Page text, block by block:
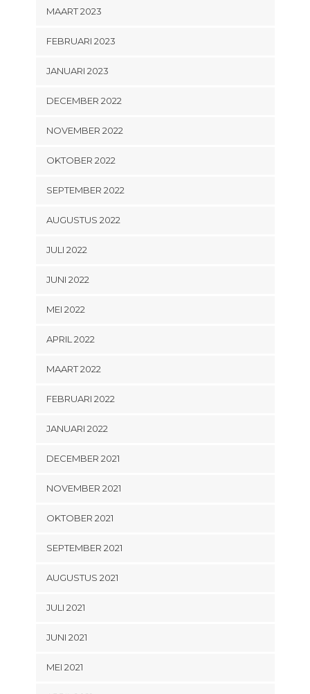
MAART 2023
FEBRUARI 2023
JANUARI 2023
DECEMBER 2022
NOVEMBER 2022
OKTOBER 2022
SEPTEMBER 2022
AUGUSTUS 2022
JULI 2022
JUNI 2022
MEI 2022
APRIL 2022
MAART 2022
FEBRUARI 2022
JANUARI 2022
DECEMBER 2021
NOVEMBER 2021
OKTOBER 2021
SEPTEMBER 2021
AUGUSTUS 2021
JULI 2021
JUNI 2021
MEI 2021